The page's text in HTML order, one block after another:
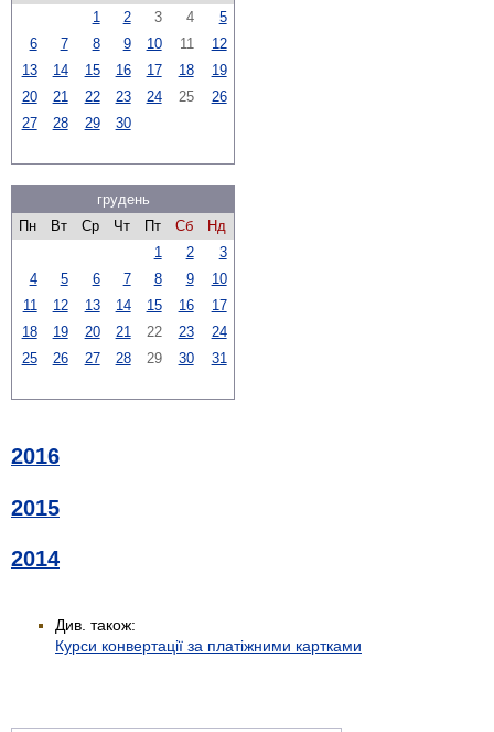
1
2 3 4
5
6
7 8 9 10 11
12
13
14 15 16 17 18
19
20
21 22 23 24 25
26
27
28 29 30
грудень
Пн
Вт Ср Чт Пт Сб
Нд
1
2
3
4
5 6 7 8 9
10
11
12 13 14 15 16
17
18
19 20 21 22 23
24
25
26 27 28 29 30 31
2016
2015
2014
Див. також:
Курси конвертації за платіжними картками